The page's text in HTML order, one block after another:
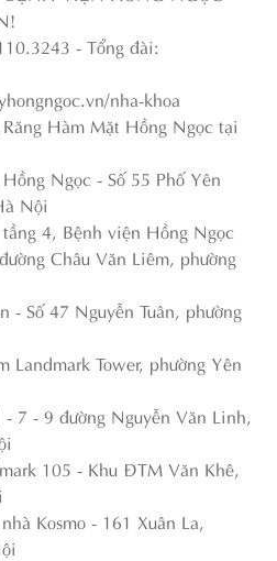
- Tổng đài:
nha-khoa
Hàm Mặt Hồng Ngọc tại
Ngọc - Số 55 Phố Yên
Nội
4, Bệnh viện Hồng Ngọc
Châu Văn Liêm, phường
- Số 47 Nguyễn Tuân, phường
Landmark Tower, phường Yên
7 - 9 đường Nguyễn Văn Linh,
105 - Khu ĐTM Văn Khê,
Kosmo - 161 Xuân La,